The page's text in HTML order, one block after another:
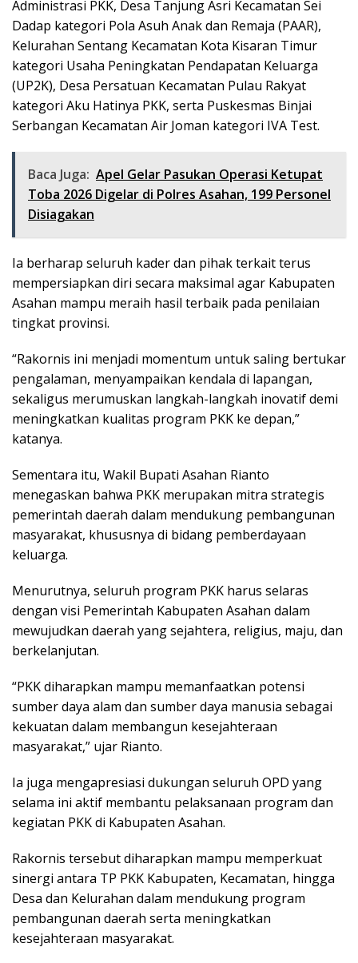
Administrasi PKK, Desa Tanjung Asri Kecamatan Sei
Dadap kategori Pola Asuh Anak dan Remaja (PAAR),
Kelurahan Sentang Kecamatan Kota Kisaran Timur
kategori Usaha Peningkatan Pendapatan Keluarga
(UP2K), Desa Persatuan Kecamatan Pulau Rakyat
kategori Aku Hatinya PKK, serta Puskesmas Binjai
Serbangan Kecamatan Air Joman kategori IVA Test.
Baca Juga: Apel Gelar Pasukan Operasi Ketupat
Toba 2026 Digelar di Polres Asahan, 199 Personel
Disiagakan
Ia berharap seluruh kader dan pihak terkait terus
mempersiapkan diri secara maksimal agar Kabupaten
Asahan mampu meraih hasil terbaik pada penilaian
tingkat provinsi.
“Rakornis ini menjadi momentum untuk saling bertukar
pengalaman, menyampaikan kendala di lapangan,
sekaligus merumuskan langkah-langkah inovatif demi
meningkatkan kualitas program PKK ke depan,”
katanya.
Sementara itu, Wakil Bupati Asahan Rianto
menegaskan bahwa PKK merupakan mitra strategis
pemerintah daerah dalam mendukung pembangunan
masyarakat, khususnya di bidang pemberdayaan
keluarga.
Menurutnya, seluruh program PKK harus selaras
dengan visi Pemerintah Kabupaten Asahan dalam
mewujudkan daerah yang sejahtera, religius, maju, dan
berkelanjutan.
“PKK diharapkan mampu memanfaatkan potensi
sumber daya alam dan sumber daya manusia sebagai
kekuatan dalam membangun kesejahteraan
masyarakat,” ujar Rianto.
Ia juga mengapresiasi dukungan seluruh OPD yang
selama ini aktif membantu pelaksanaan program dan
kegiatan PKK di Kabupaten Asahan.
Rakornis tersebut diharapkan mampu memperkuat
sinergi antara TP PKK Kabupaten, Kecamatan, hingga
Desa dan Kelurahan dalam mendukung program
pembangunan daerah serta meningkatkan
kesejahteraan masyarakat.